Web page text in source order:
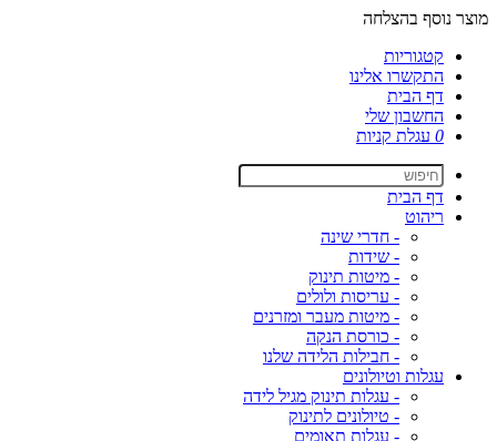
מוצר נוסף בהצלחה
קטגוריות
התקשרו אלינו
דף הבית
החשבון שלי
0 עגלת קניות
דף הבית
ריהוט
- חדרי שינה
- שידות
- מיטות תינוק
- עריסות ולולים
- מיטות מעבר ומזרנים
- כורסת הנקה
- חבילות הלידה שלנו
עגלות וטיולונים
- עגלות תינוק מגיל לידה
- טיולונים לתינוק
- עגלות תאומים